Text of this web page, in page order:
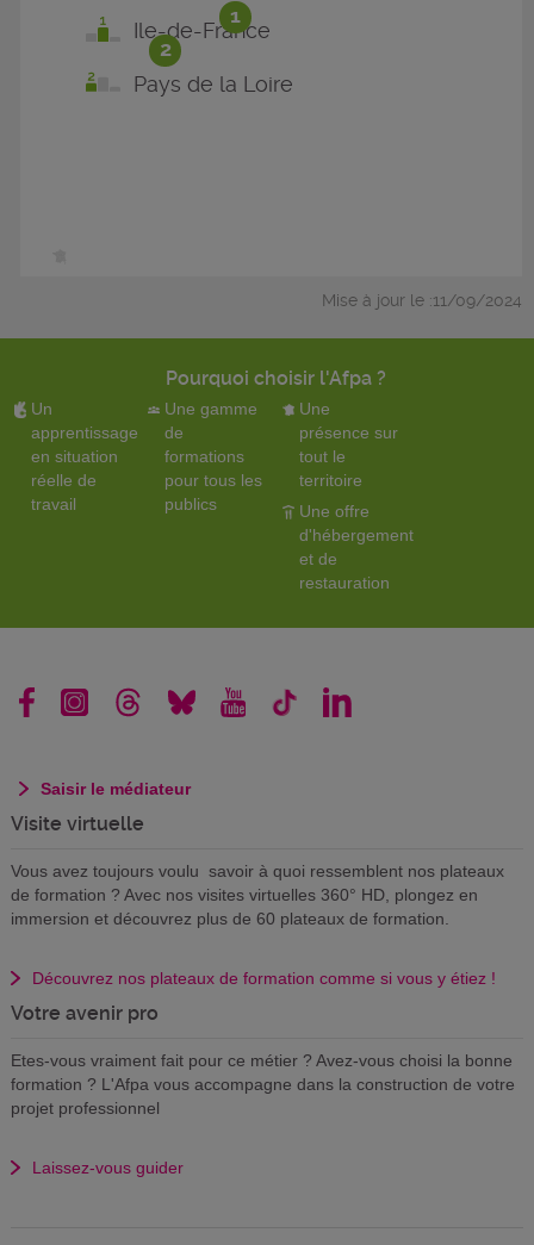
1
2
Ile-de-France
Pays de la Loire
Mise à jour le :11/09/2024
Pourquoi choisir l'Afpa ?
Un
apprentissage
en situation
réelle de
travail
Une gamme
de
formations
pour tous les
publics
Une
présence sur
tout le
territoire
Une offre
d'hébergement
et de
restauration
Saisir le médiateur
Visite virtuelle
Vous avez toujours voulu savoir à quoi ressemblent nos plateaux
de formation ? Avec nos visites virtuelles 360° HD, plongez en
immersion et découvrez plus de 60 plateaux de formation.
Découvrez nos plateaux de formation comme si vous y étiez !
Votre avenir pro
Etes-vous vraiment fait pour ce métier ? Avez-vous choisi la bonne
formation ? L'Afpa vous accompagne dans la construction de votre
projet professionnel
Laissez-vous guider